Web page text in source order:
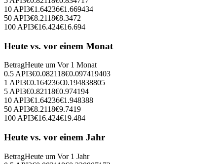
10 API3€1.64236€1.669434
50 API3€8.2118€8.3472
100 API3€16.424€16.694
Heute vs. vor einem Monat
BetragHeute um Vor 1 Monat
0.5 API3€0.082118€0.097419403
1 API3€0.164236€0.194838805
5 API3€0.82118€0.974194
10 API3€1.64236€1.948388
50 API3€8.2118€9.7419
100 API3€16.424€19.484
Heute vs. vor einem Jahr
BetragHeute um Vor 1 Jahr